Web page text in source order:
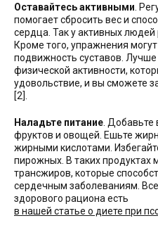
Оставайтесь активными .
помогает сбросить вес и
сердца. Так у активных
Кроме того, упражнения
подвижность суставов. Лучше
физической активности,
удовольствие, и вы сможете
[2].
Наладьте питание .
фруктов и овощей. Ешьте
жирными кислотами.
пирожных. В таких продуктах
трансжиров, которые
сердечным заболеваниям.
здорового рациона есть
в нашей статье о диете при